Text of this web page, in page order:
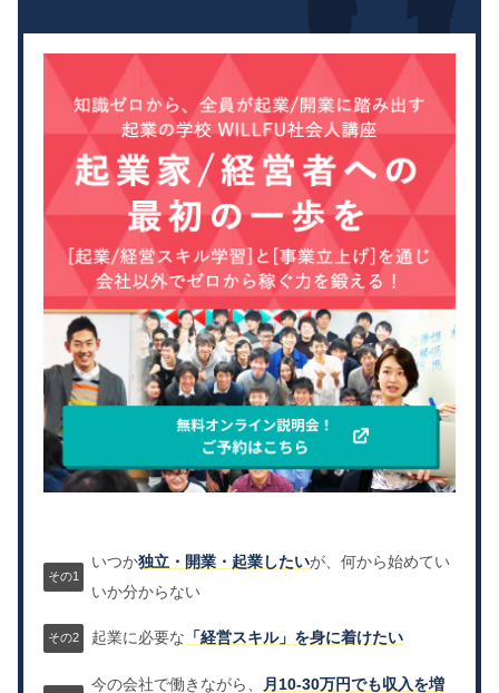
いつか独立・開業・起業したいが、何から始めてい
いか分からない
起業に必要な 「経営スキル」を身に着けたい
今の会社で働きながら、 月10-30万円でも収入を増